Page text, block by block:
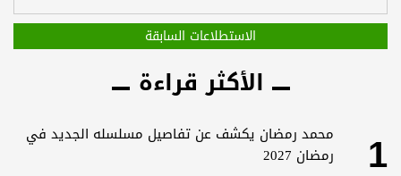
الاستطلاعات السابقة
الأكثر قراءة
1
محمد رمضان يكشف عن تفاصيل مسلسله الجديد في
رمضان 2027